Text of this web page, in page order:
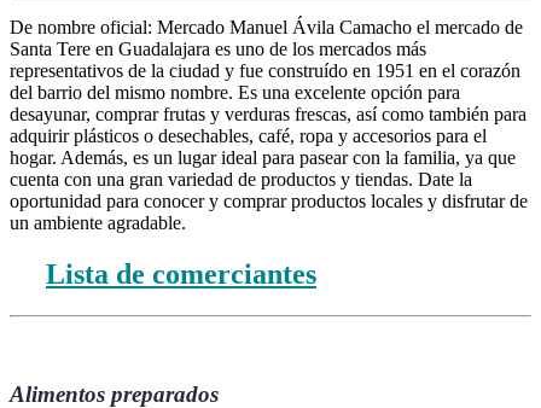
De nombre oficial: Mercado Manuel Ávila Camacho el mercado de
Santa Tere en Guadalajara es uno de los mercados más
representativos de la ciudad y fue construído en 1951 en el corazón
del barrio del mismo nombre. Es una excelente opción para
desayunar, comprar frutas y verduras frescas, así como también para
adquirir plásticos o desechables, café, ropa y accesorios para el
hogar. Además, es un lugar ideal para pasear con la familia, ya que
cuenta con una gran variedad de productos y tiendas. Date la
oportunidad para conocer y comprar productos locales y disfrutar de
un ambiente agradable.
Lista de comerciantes
Alimentos preparados